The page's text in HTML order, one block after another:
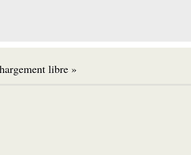
libre »